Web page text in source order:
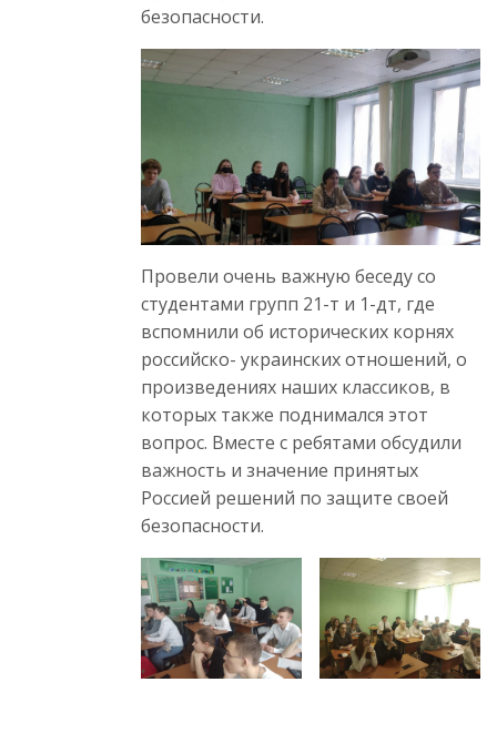
безопасности.
Провели очень важную беседу со
студентами групп 21-т и 1-дт, где
вспомнили об исторических корнях
российско- украинских отношений, о
произведениях наших классиков, в
которых также поднимался этот
вопрос. Вместе с ребятами обсудили
важность и значение принятых
Россией решений по защите своей
безопасности.